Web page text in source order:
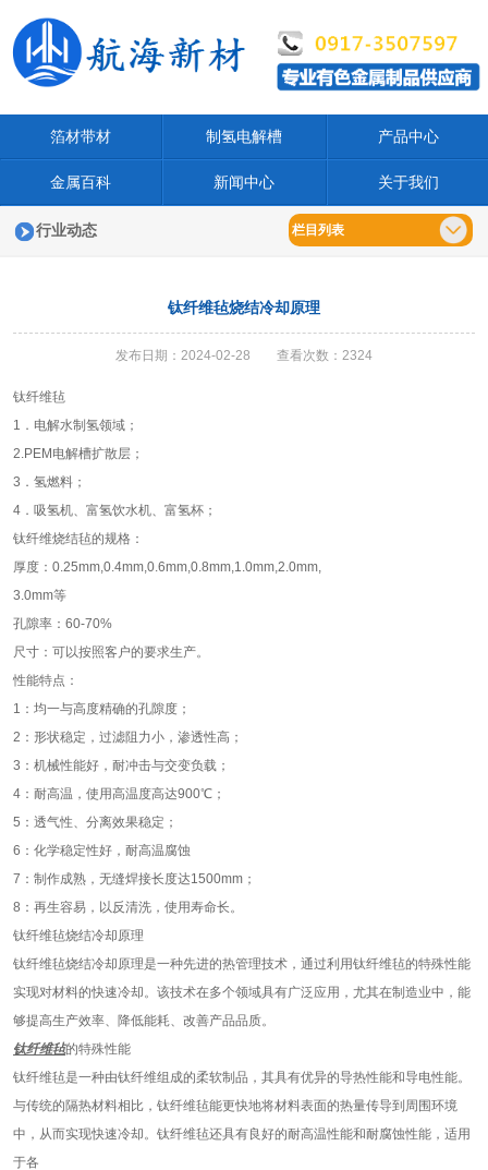
箔材带材 制氢电解槽 产品中心
金属百科 新闻中心 关于我们
行业动态 栏目列表
钛纤维毡烧结冷却原理
发布日期：2024-02-28 查看次数：2324
钛纤维毡
1．电解水制氢领域；
2.PEM电解槽扩散层；
3．氢燃料；
4．吸氢机、富氢饮水机、富氢杯；
钛纤维烧结毡的规格：
厚度：0.25mm,0.4mm,0.6mm,0.8mm,1.0mm,2.0mm,
3.0mm等
孔隙率：60-70%
尺寸：可以按照客户的要求生产。
性能特点：
1：均一与高度精确的孔隙度；
2：形状稳定，过滤阻力小，渗透性高；
3：机械性能好，耐冲击与交变负载；
4：耐高温，使用高温度高达900℃；
5：透气性、分离效果稳定；
6：化学稳定性好，耐高温腐蚀
7：制作成熟，无缝焊接长度达1500mm；
8：再生容易，以反清洗，使用寿命长。
钛纤维毡烧结冷却原理
钛纤维毡烧结冷却原理是一种先进的热管理技术，通过利用钛纤维毡的特殊性能
实现对材料的快速冷却。该技术在多个领域具有广泛应用，尤其在制造业中，能
够提高生产效率、降低能耗、改善产品品质。
钛纤维毡的特殊性能
钛纤维毡是一种由钛纤维组成的柔软制品，其具有优异的导热性能和导电性能。
与传统的隔热材料相比，钛纤维毡能更快地将材料表面的热量传导到周围环境
中，从而实现快速冷却。钛纤维毡还具有良好的耐高温性能和耐腐蚀性能，适用
于各